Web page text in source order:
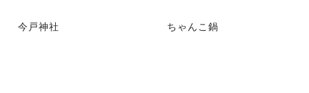
今戸神社 ちゃんこ鍋